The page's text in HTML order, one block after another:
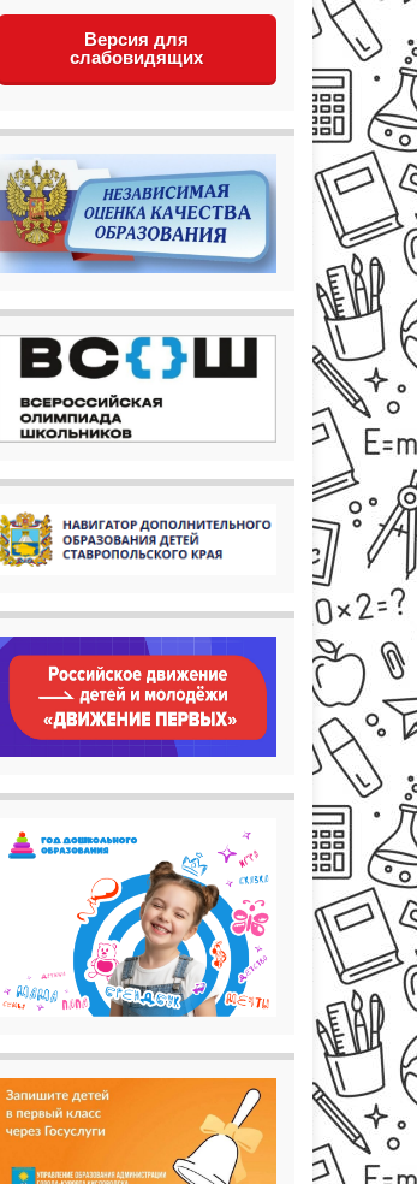
Версия для
слабовидящих